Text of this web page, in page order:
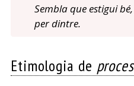
Sembla que estigui
per dintre.
Etimologia de